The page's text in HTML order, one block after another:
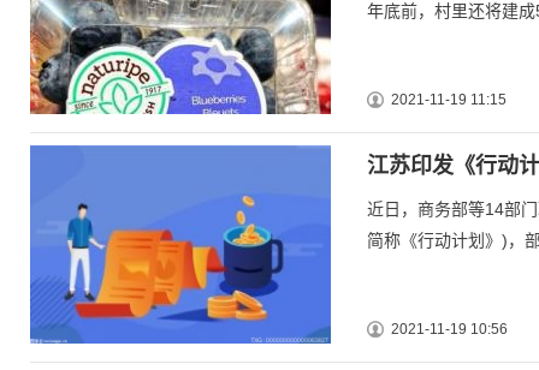
年底前，村里还将建
2021-11-19 11:15
江苏印发《行动
近日，商务部等14部
简称《行动计划》)，
2021-11-19 10:56